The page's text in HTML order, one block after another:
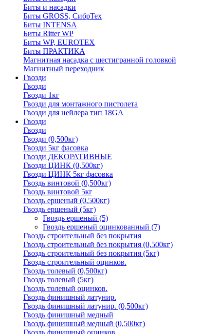
Биты и насадки
Биты GROSS, СибрТех
Биты INTENSA
Биты Ritter WP
Биты WP, EUROTEX
Биты ПРАКТИКА
Магнитная насадка с шестигранной головкой
Магнитный переходник
Гвозди
Гвозди
Гвозди 1кг
Гвозди для монтажного пистолета
Гвозди для нейлера тип 18GA
Гвозди
Гвозди
Гвозди (0,500кг)
Гвозди 5кг фасовка
Гвозди ДЕКОРАТИВНЫЕ
Гвозди ЦИНК (0,500кг)
Гвозди ЦИНК 5кг фасовка
Гвоздь винтовой (0,500кг)
Гвоздь винтовой 5кг
Гвоздь ершеный (0,500кг)
Гвоздь ершеный (5кг)
Гвоздь ершеный (5)
Гвоздь ершеный оцинкованный (7)
Гвоздь строительный без покрытия
Гвоздь строительный без покрытия (0,500кг)
Гвоздь строительный без покрытия (5кг)
Гвоздь строительный оцинков.
Гвоздь толевый (0,500кг)
Гвоздь толевый (5кг)
Гвоздь толевый оцинков.
Гвоздь финишный латунир.
Гвоздь финишный латунир. (0,500кг)
Гвоздь финишный медный
Гвоздь финишный медный (0,500кг)
Гвоздь финишный оцинков.